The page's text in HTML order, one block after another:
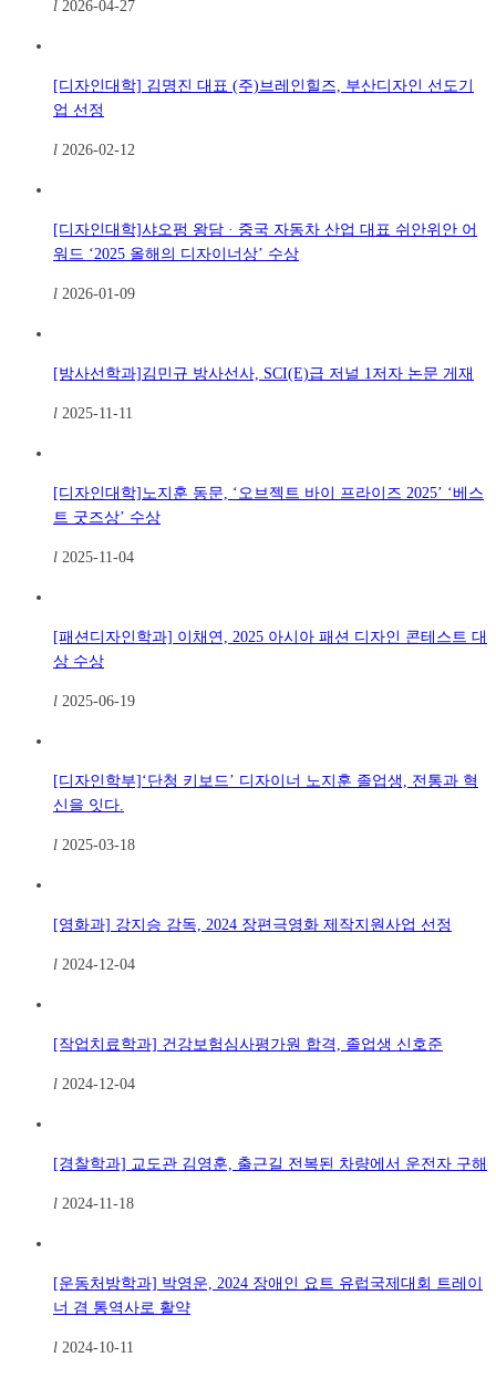
l 2026-04-27
[디자인대학] 김명진 대표 (주)브레인힐즈, 부산디자인 선도기
업 선정
l 2026-02-12
[디자인대학]샤오펑 왕담 · 중국 자동차 산업 대표 쉬안위안 어
워드 ‘2025 올해의 디자이너상’ 수상
l 2026-01-09
[방사선학과]김민규 방사선사, SCI(E)급 저널 1저자 논문 게재
l 2025-11-11
[디자인대학]노지훈 동문, ‘오브젝트 바이 프라이즈 2025’ ‘베스
트 굿즈상’ 수상
l 2025-11-04
[패션디자인학과] 이채연, 2025 아시아 패션 디자인 콘테스트 대
상 수상
l 2025-06-19
[디자인학부]‘단청 키보드’ 디자이너 노지훈 졸업생, 전통과 혁
신을 잇다.
l 2025-03-18
[영화과] 강지승 감독, 2024 장편극영화 제작지원사업 선정
l 2024-12-04
[작업치료학과] 건강보험심사평가원 합격, 졸업생 신호준
l 2024-12-04
[경찰학과] 교도관 김영훈, 출근길 전복된 차량에서 운전자 구해
l 2024-11-18
[운동처방학과] 박영운, 2024 장애인 요트 유럽국제대회 트레이
너 겸 통역사로 활약
l 2024-10-11